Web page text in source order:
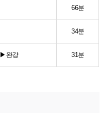
66분
34분
▶완강 31분